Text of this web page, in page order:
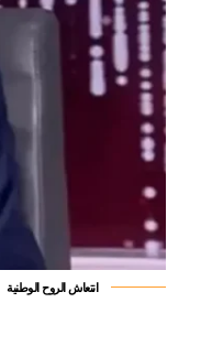
انتعاش الروح الوطنية